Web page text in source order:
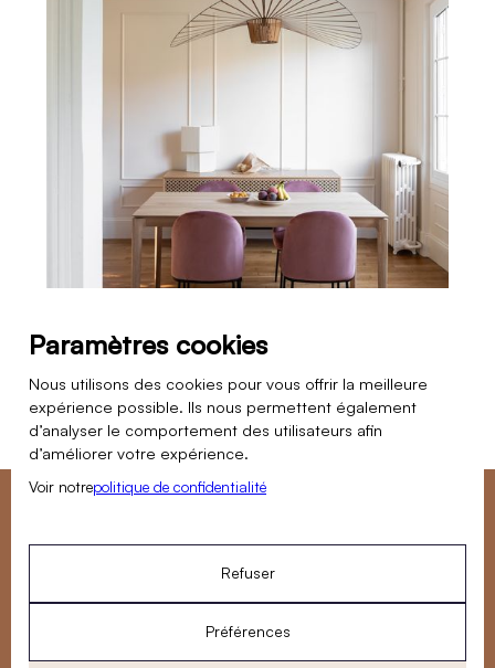
NOUS RENCONTRER
Paramètres cookies
Nous utilisons des cookies pour vous offrir la meilleure
expérience possible. Ils nous permettent également
d’analyser le comportement des utilisateurs afin
d’améliorer votre expérience.
Voir notrepolitique de confidentialité
Refuser
Préférences